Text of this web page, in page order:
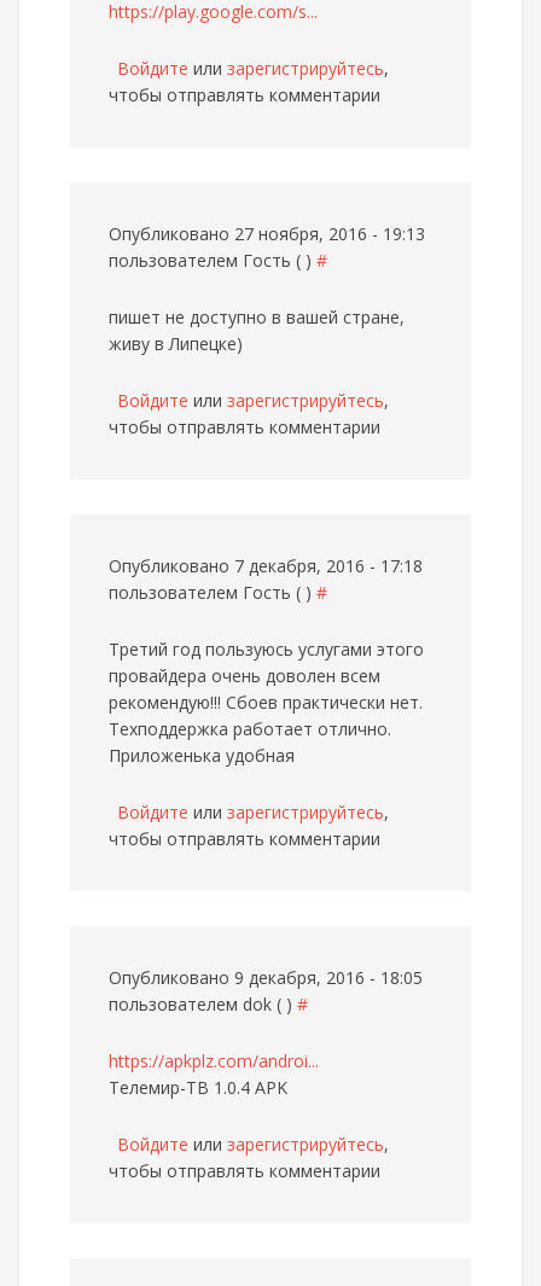
https://play.google.com/s...
Войдите или зарегистрируйтесь,
чтобы отправлять комментарии
Опубликовано 27 ноября, 2016 - 19:13
пользователем Гость ( ) #
пишет не доступно в вашей стране,
живу в Липецке)
Войдите или зарегистрируйтесь,
чтобы отправлять комментарии
Опубликовано 7 декабря, 2016 - 17:18
пользователем Гость ( ) #
Третий год пользуюсь услугами этого
провайдера очень доволен всем
рекомендую!!! Сбоев практически нет.
Техподдержка работает отлично.
Приложенька удобная
Войдите или зарегистрируйтесь,
чтобы отправлять комментарии
Опубликовано 9 декабря, 2016 - 18:05
пользователем dok ( ) #
https://apkplz.com/androi...
Телемир-ТВ 1.0.4 APK
Войдите или зарегистрируйтесь,
чтобы отправлять комментарии